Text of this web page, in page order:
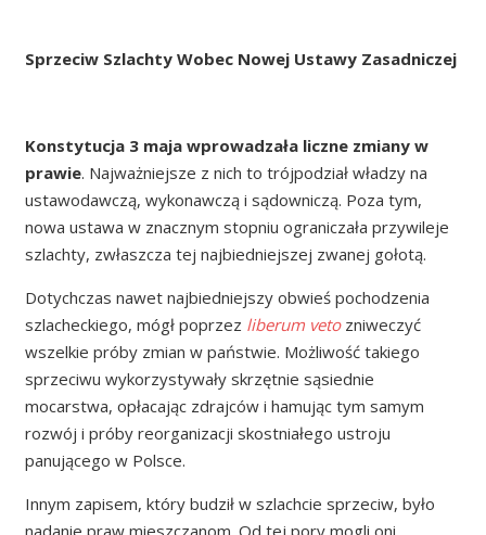
Sprzeciw Szlachty Wobec Nowej Ustawy Zasadniczej
Konstytucja 3 maja wprowadzała liczne zmiany w
prawie. Najważniejsze z nich to trójpodział władzy na
ustawodawczą, wykonawczą i sądowniczą. Poza tym,
nowa ustawa w znacznym stopniu ograniczała przywileje
szlachty, zwłaszcza tej najbiedniejszej zwanej gołotą.
Dotychczas nawet najbiedniejszy obwieś pochodzenia
szlacheckiego, mógł poprzez liberum vetozniweczyć
wszelkie próby zmian w państwie. Możliwość takiego
sprzeciwu wykorzystywały skrzętnie sąsiednie
mocarstwa, opłacając zdrajców i hamując tym samym
rozwój i próby reorganizacji skostniałego ustroju
panującego w Polsce.
Innym zapisem, który budził w szlachcie sprzeciw, było
nadanie praw mieszczanom. Od tej pory mogli oni